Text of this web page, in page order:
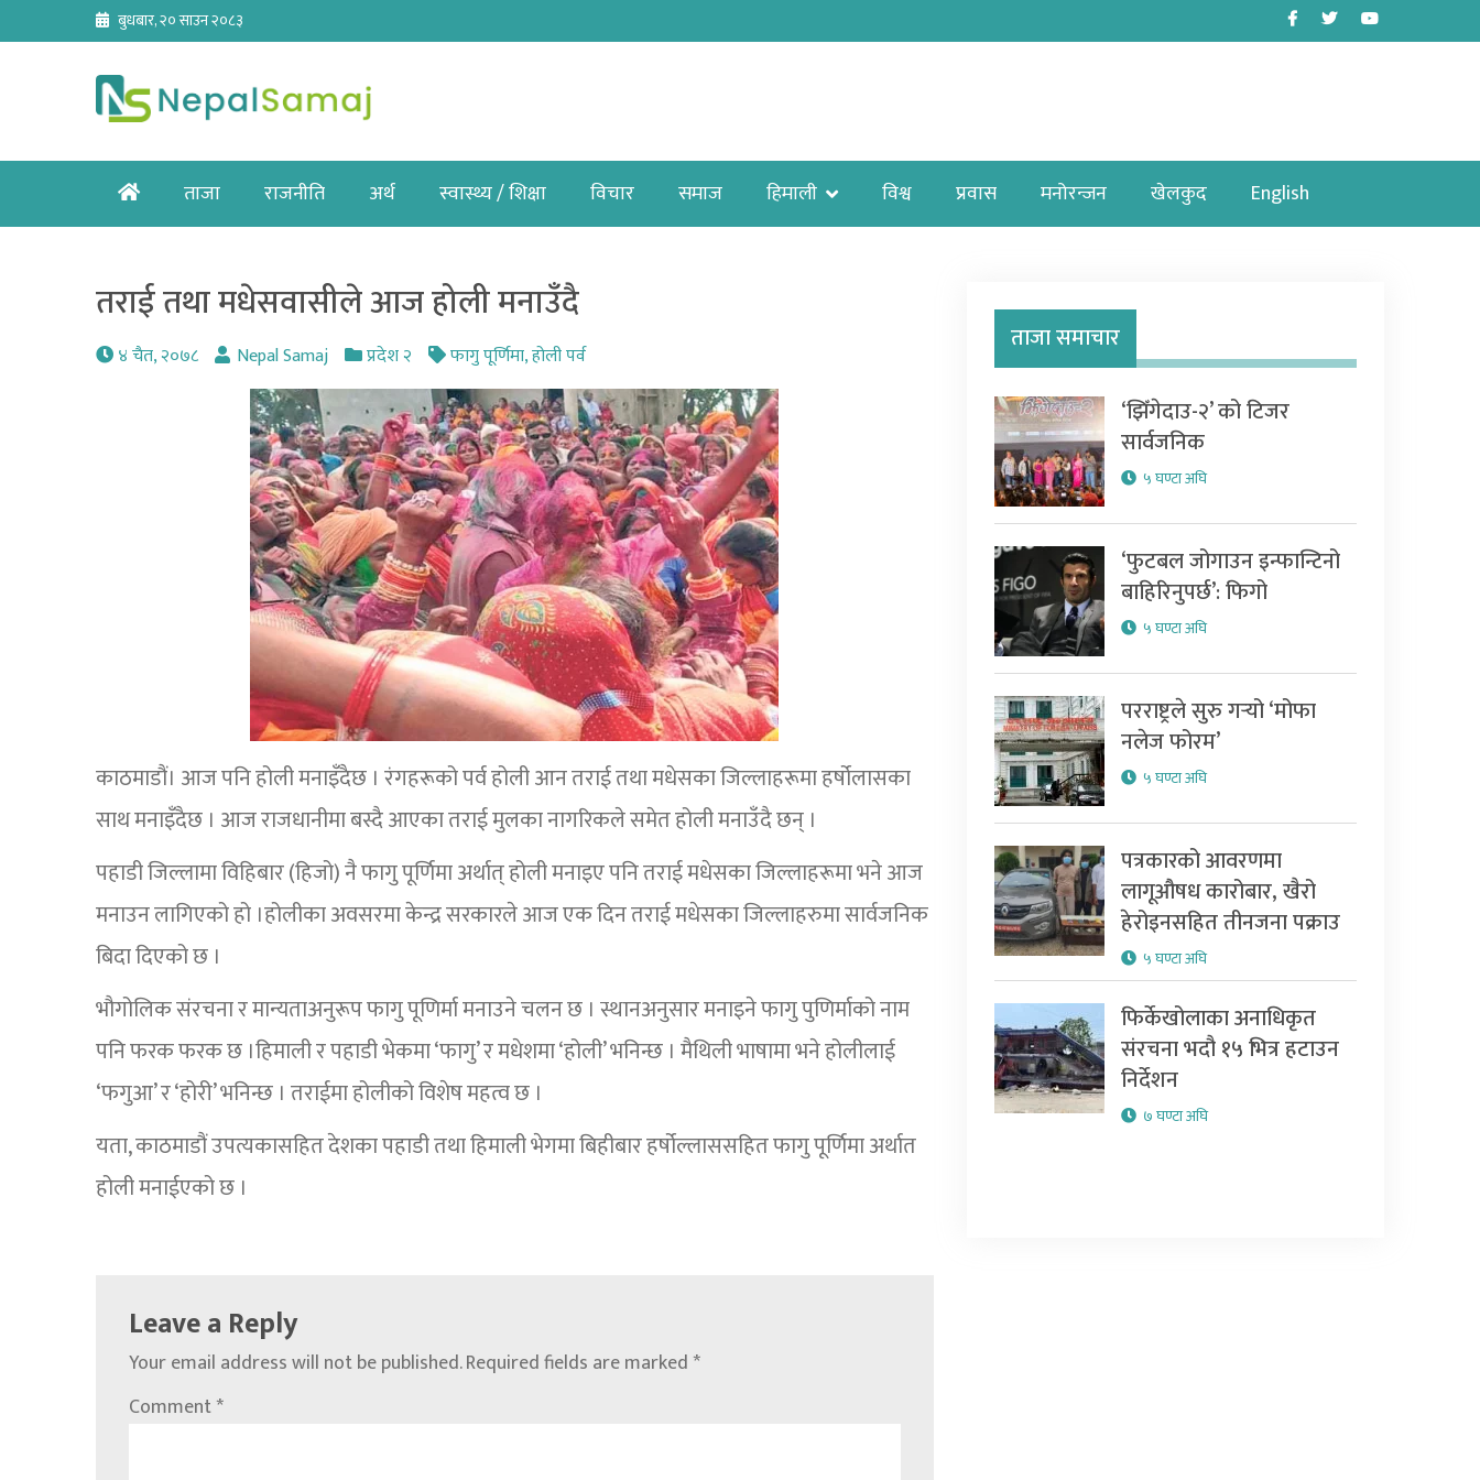
content
बुधबार, २० साउन २०८३ Facebook
TwitterYoutube
Homeताजा राजनीति अर्थ स्वास्थ्य / शिक्षा विचार समाज हिमाली विश्व प्रवास मनोरन्जन खेलकुद English
तराई तथा मधेसवासीले आज होली मनाउँदै
४ चैत, २०७८ Nepal Samaj प्रदेश २ फागु पूर्णिमा,होली पर्व
काठमाडौं। आज पनि होली मनाइँदैछ । रंगहरूको पर्व होली आन तराई तथा मधेसका जिल्लाहरूमा हर्षोलासका
साथ मनाइँदैछ । आज राजधानीमा बस्दै आएका तराई मुलका नागरिकले समेत होली मनाउँदै छन् ।
पहाडी जिल्लामा विहिबार (हिजो) नै फागु पूर्णिमा अर्थात् होली मनाइए पनि तराई मधेसका जिल्लाहरूमा भने आज
मनाउन लागिएको हो ।होलीका अवसरमा केन्द्र सरकारले आज एक दिन तराई मधेसका जिल्लाहरुमा सार्वजनिक
बिदा दिएको छ ।
भौगोलिक संरचना र मान्यताअनुरूप फागु पूणिर्मा मनाउने चलन छ । स्थानअनुसार मनाइने फागु पुणिर्माको नाम
पनि फरक फरक छ ।हिमाली र पहाडी भेकमा ‘फागु’ र मधेशमा ‘होली’ भनिन्छ । मैथिली भाषामा भने होलीलाई
‘फगुआ’ र ‘होरी’ भनिन्छ । तराईमा होलीको विशेष महत्व छ ।
यता, काठमाडौं उपत्यकासहित देशका पहाडी तथा हिमाली भेगमा बिहीबार हर्षोल्लाससहित फागु पूर्णिमा अर्थात
होली मनाईएको छ ।
Leave a Reply
Your email address will not be published.Required fields are marked*
Comment*
ताजा समाचार
‘झिँगेदाउ-२’ को टिजर
सार्वजनिक
५ घण्टा अघि
‘फुटबल जोगाउन इन्फान्टिनो
बाहिरिनुपर्छ’: फिगो
५ घण्टा अघि
परराष्ट्रले सुरु गर्‍यो ‘मोफा
नलेज फोरम’
५ घण्टा अघि
पत्रकारको आवरणमा
लागूऔषध कारोबार, खैरो
हेरोइनसहित तीनजना पक्राउ
५ घण्टा अघि
फिर्केखोलाका अनाधिकृत
संरचना भदौ १५ भित्र हटाउन
निर्देशन
७ घण्टा अघि